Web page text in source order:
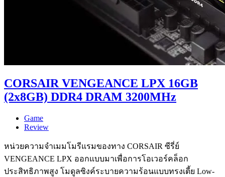
CORSAIR VENGEANCE LPX 16GB
(2x8GB) DDR4 DRAM 3200MHz
Game
Review
หน่วยความจำเมมโมรีแรมของทาง CORSAIR ซีรี่ย์
VENGEANCE LPX ออกแบบมาเพื่อการโอเวอร์คล็อก
ประสิทธิภาพสูง โมดูลซิงค์ระบายความร้อนแบบทรงเตี้ย Low-